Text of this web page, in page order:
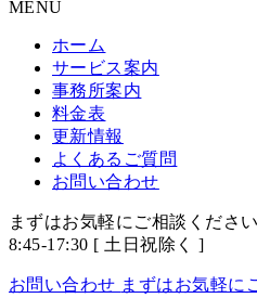
MENU
ホーム
サービス案内
事務所案内
料金表
更新情報
よくあるご質問
お問い合わせ
まずはお気軽にご相談ください
8:45-17:30 [ 土日祝除く ]
お問い合わせ まずはお気軽に